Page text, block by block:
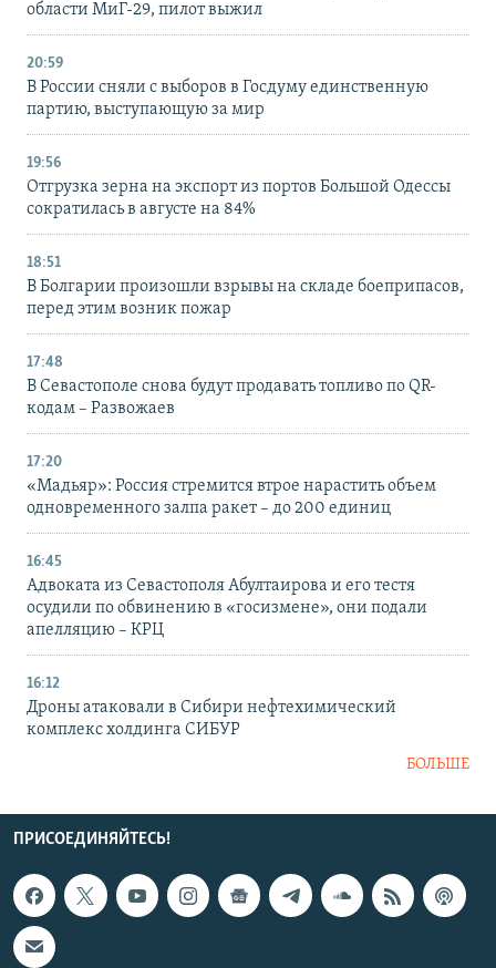
области МиГ-29, пилот выжил
20:59
В России сняли с выборов в Госдуму единственную
партию, выступающую за мир
19:56
Отгрузка зерна на экспорт из портов Большой Одессы
сократилась в августе на 84%
18:51
В Болгарии произошли взрывы на складе боеприпасов,
перед этим возник пожар
17:48
В Севастополе снова будут продавать топливо по QR-
кодам – Развожаев
17:20
«Мадьяр»: Россия стремится втрое нарастить объем
одновременного залпа ракет – до 200 единиц
16:45
Адвоката из Севастополя Абултаирова и его тестя
осудили по обвинению в «госизмене», они подали
апелляцию – КРЦ
16:12
Дроны атаковали в Сибири нефтехимический
комплекс холдинга СИБУР
БОЛЬШЕ
ПРИСОЕДИНЯЙТЕСЬ!